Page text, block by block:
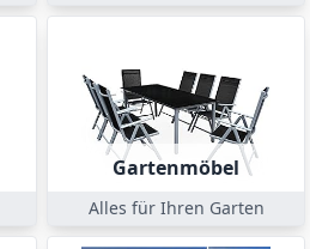
Gartenmöbel
Alles für Ihren Garten